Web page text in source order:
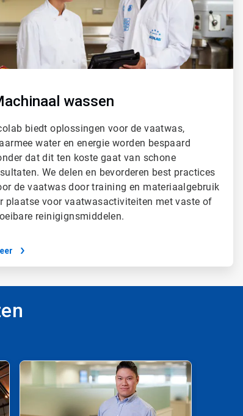
wassen
biedt oplossingen voor de vaatwas,
water en energie worden bespaard
dat dit ten koste gaat van schone
We delen en bevorderen best practices
de vaatwas door training en materiaalgebruik
plaatse voor vaatwasactiviteiten met vaste of
reinigignsmiddelen.